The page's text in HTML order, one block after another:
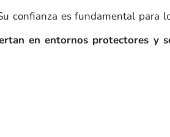
confianza es fundamental
en entornos protectores